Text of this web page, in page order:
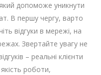
допоможе уникнути
В першу чергу, варто
відгуки в мережі, на
Звертайте увагу не
– реальні клієнти
роботи,